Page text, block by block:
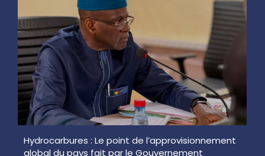
Hydrocarbures : Le point de l’approvisionnement
global du pays fait par le Gouvernement